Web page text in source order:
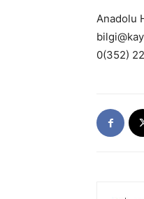
Anadolu
0(352)